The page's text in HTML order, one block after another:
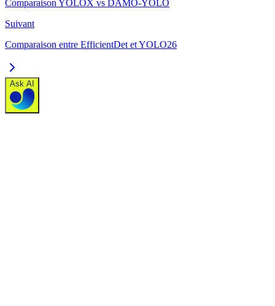
Comparaison YOLOX vs DAMO-YOLO
Suivant
Comparaison entre EfficientDet et YOLO26
Ask AI